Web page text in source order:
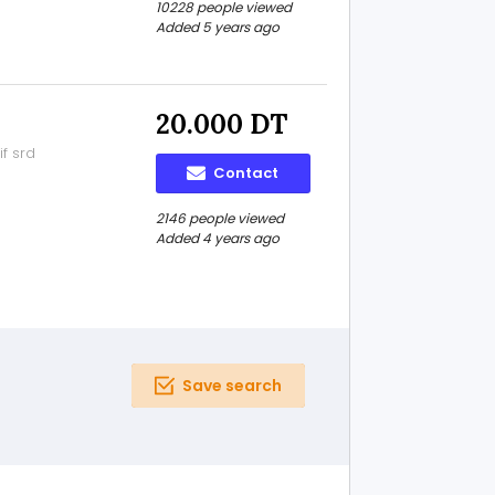
10228 people viewed
Added 5 years ago
srd
20.000 DT
Contact
2146 people viewed
Added 4 years ago
Save search